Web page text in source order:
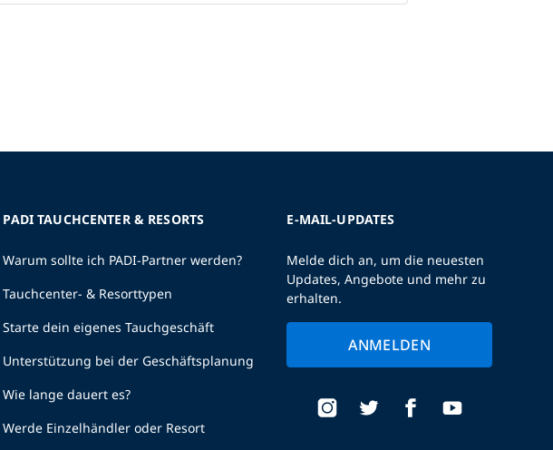
PADI TAUCHCENTER & RESORTS
Warum sollte ich PADI-Partner werden?
Tauchcenter- & Resorttypen
Starte dein eigenes Tauchgeschäft
Unterstützung bei der Geschäftsplanung
Wie lange dauert es?
Werde Einzelhändler oder Resort
E-MAIL-UPDATES
Melde dich an, um die neuesten
Updates, Angebote und mehr zu
erhalten.
ANMELDEN